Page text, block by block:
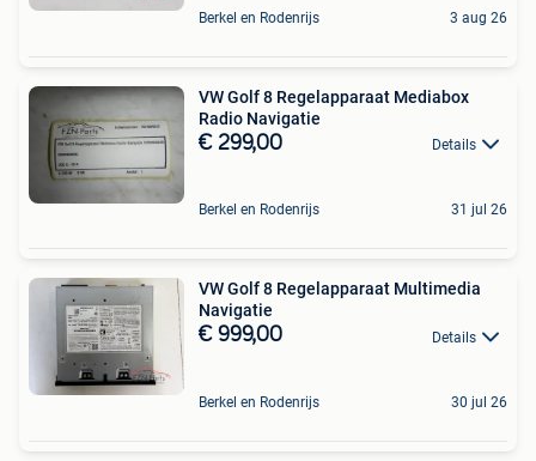
Berkel en Rodenrijs 3 aug 26
VW Golf 8 Regelapparaat Mediabox
Radio Navigatie
€ 299,00 Details
Berkel en Rodenrijs 31 jul 26
VW Golf 8 Regelapparaat Multimedia
Navigatie
€ 999,00 Details
Berkel en Rodenrijs 30 jul 26